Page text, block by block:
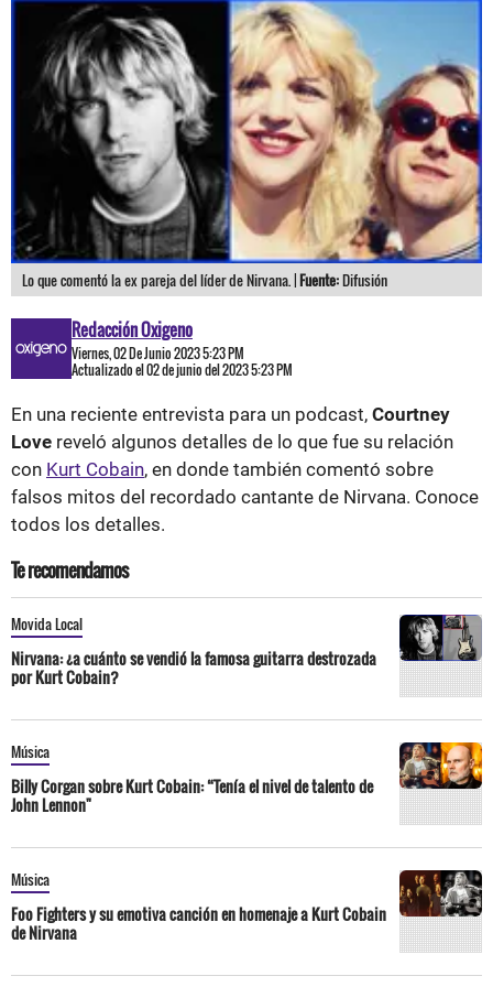
Lo que comentó la ex pareja del líder de Nirvana. |Fuente:Difusión
Redacción Oxigeno
Viernes, 02 De Junio 2023 5:23 PM
Actualizado el 02 de junio del 2023 5:23 PM
En una reciente entrevista para un podcast, Courtney
Love reveló algunos detalles de lo que fue su relación
con Kurt Cobain, en donde también comentó sobre
falsos mitos del recordado cantante de Nirvana. Conoce
todos los detalles.
Te recomendamos
Movida Local
Nirvana: ¿a cuánto se vendió la famosa guitarra destrozada
por Kurt Cobain?
Música
Billy Corgan sobre Kurt Cobain: “Tenía el nivel de talento de
John Lennon"
Música
Foo Fighters y su emotiva canción en homenaje a Kurt Cobain
de Nirvana